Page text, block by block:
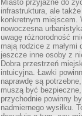
Miasto przyjazne do
infrastruktura, ale
konkretnym miejscem.
nowoczesna
uwagę różnorodność
mają rodzice z małymi
jeszcze inne osoby z
Dobra przestrzeń
intuicyjna. Ławki
naprawdę są
muszą być
przychodnie powinny
nadmiernego wysiłku.